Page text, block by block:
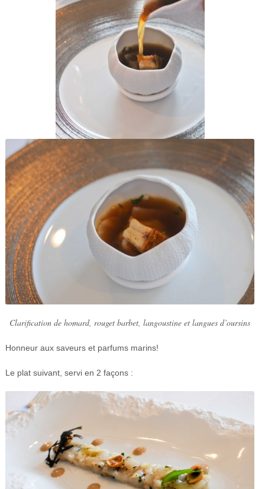
Clarification de homard, rouget barbet, langoustine et langues d’oursins
Honneur aux saveurs et parfums marins!
Le plat suivant, servi en 2 façons :